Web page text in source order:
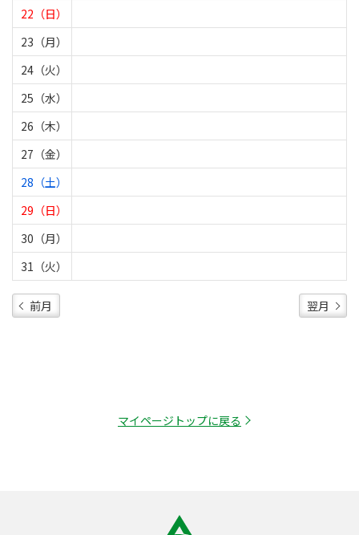
22（日）
23（月）
24（火）
25（水）
26（木）
27（金）
28（土）
29（日）
30（月）
31（火）
前月 翌月
マイページトップに戻る